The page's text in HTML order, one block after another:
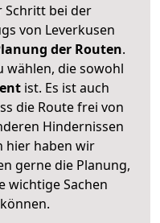
Schritt bei der
von Leverkusen
der Routen.
wählen, die sowohl
ist. Es ist auch
die Route frei von
Hindernissen
hier haben wir
gerne die Planung,
wichtige Sachen